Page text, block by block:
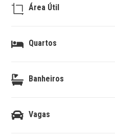
Área Útil
Quartos
Banheiros
Vagas